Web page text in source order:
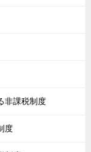
非課税制度
度